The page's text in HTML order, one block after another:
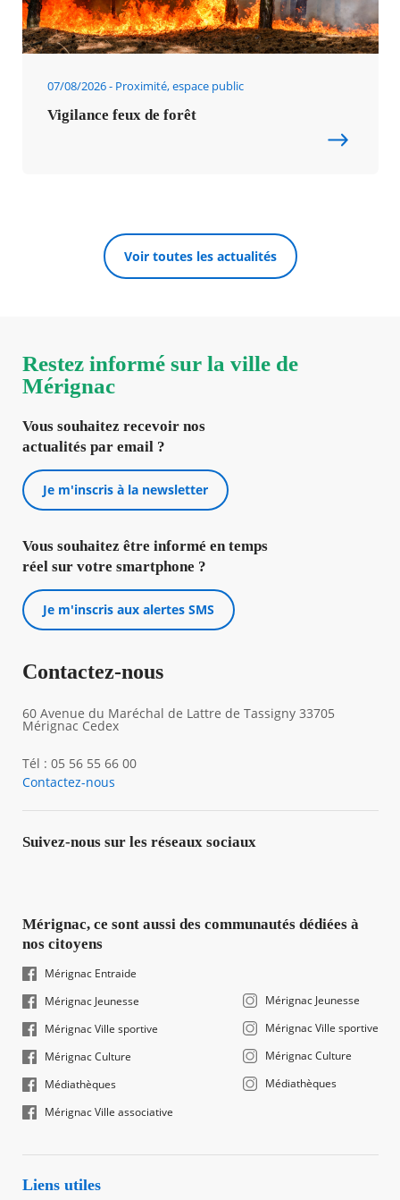
07/08/2026 Proximité, espace public
Vigilance feux de forêt
Voir toutes les actualités
Restez informé sur la ville de
Mérignac
Vous souhaitez recevoir nos
actualités par email ?
Je m'inscris à la newsletter
Vous souhaitez être informé en temps
réel sur votre smartphone ?
Je m'inscris aux alertes SMS
Contactez-nous
60 Avenue du Maréchal de Lattre de Tassigny 33705
Mérignac Cedex
Tél : 05 56 55 66 00
Contactez-nous
Suivez-nous sur les réseaux sociaux
Mérignac, ce sont aussi des communautés dédiées à
nos citoyens
Mérignac Entraide
Mérignac Jeunesse
Mérignac Ville sportive
Mérignac Culture
Médiathèques
Mérignac Ville associative
Mérignac Jeunesse
Mérignac Ville sportive
Mérignac Culture
Médiathèques
Liens utiles